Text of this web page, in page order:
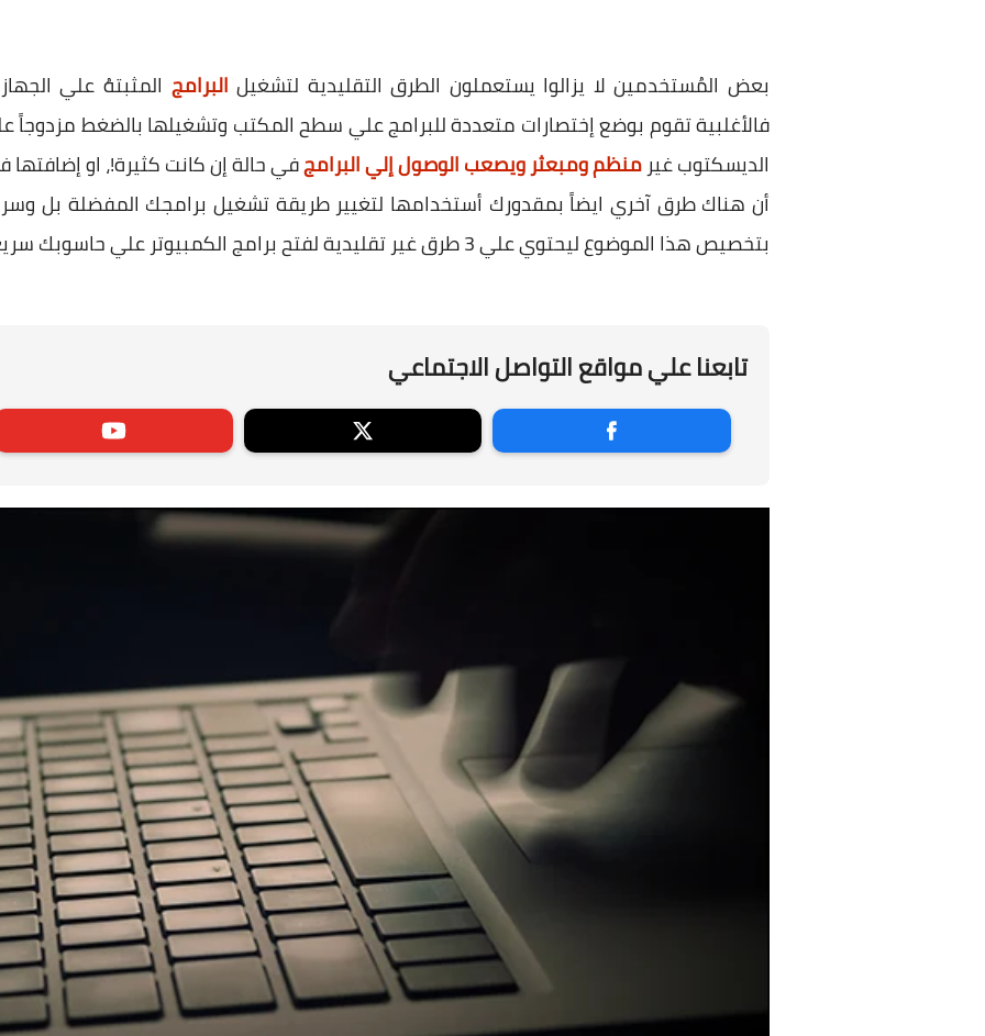
بعض المُستخدمين لا يزالوا يستعملون الطرق التقليدية لتشغيل البرامج المثبتهُ علي
فالأغلبية تقوم بوضع إختصارات متعددة للبرامج علي سطح المكتب وتشغيلها بالضغط مزدوجاً
الديسكتوب غيرمنظم ومبعثر ويصعب الوصول إلي البرامجفي حالة إن كانت كثيرة!، او
أن هناك طرق آخري ايضاً بمقدورك أستخدامها لتغيير طريقة تشغيل برامجك المفضلة بل
بتخصيص هذا الموضوع ليحتوي علي 3 طرق غير تقليدية لفتح برامج الكمبيوتر علي حاسوبك سريعاً.
تابعنا علي مواقع التواصل الاجتماعي